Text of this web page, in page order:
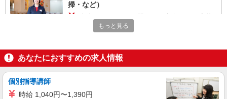
掃・など）
生：時給1140円
新町ビル
キープ 詳細を見る
アルバイト パート
もっと見る
あなたにおすすめの求人情報
個別指導講師
時給 1,040円〜1,390円